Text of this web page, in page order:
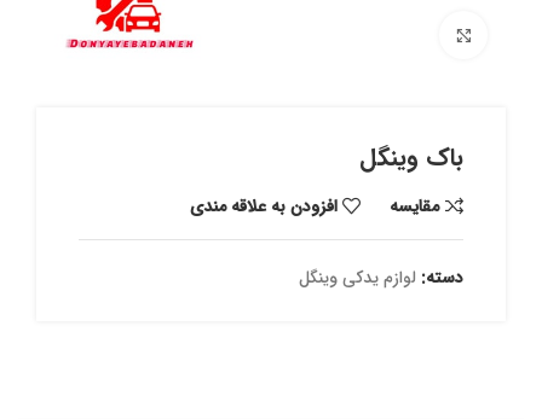
باک وینگل
مقايسه افزودن به علاقه مندی
دسته: لوازم یدکی وینگل